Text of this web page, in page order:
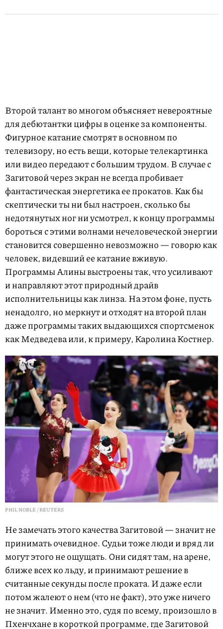
Второй талант во многом объясняет невероятные
для дебютантки цифры в оценке за компоненты.
Фигурное катание смотрят в основном по
телевизору, но есть вещи, которые телекартинка
или видео передают с большим трудом. В случае с
Загитовой через экран не всегда пробивает
фантастическая энергетика ее прокатов. Как бы
скептически ты ни был настроен, сколько бы
недотянутых ног ни усмотрел, к концу программы
бороться с этими волнами нечеловеческой энергии
становится совершенно невозможно — говорю как
человек, видевший ее катание вживую.
Программы Алины выстроены так, что усиливают
и направляют этот природный драйв
исполнительницы как линза. На этом фоне, пусть
ненадолго, но меркнут и отходят на второй план
даже программы таких выдающихся спортсменок
как Медведева или, к примеру, Каролина Костнер.
PHIL NOBLE / REUTERS
Не замечать этого качества Загитовой — значит не
принимать очевидное. Судьи тоже люди и вряд ли
могут этого не ощущать. Они сидят там, на арене,
ближе всех ко льду, и принимают решение в
считанные секунды после проката. И даже если
потом жалеют о нем (что не факт), это уже ничего
не значит. Именно это, судя по всему, произошло в
Пхенчхане в короткой программе, где Загитовой